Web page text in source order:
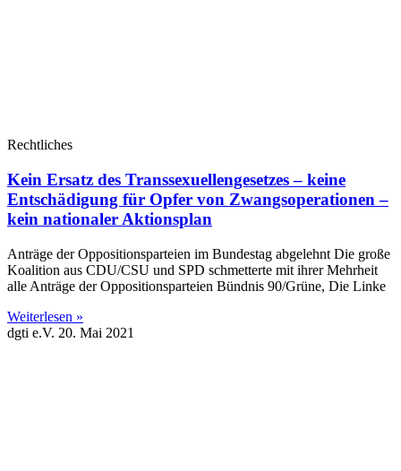
Rechtliches
Kein Ersatz des Transsexuellengesetzes – keine
Entschädigung für Opfer von Zwangsoperationen –
kein nationaler Aktionsplan
Anträge der Oppositionsparteien im Bundestag abgelehnt Die große
Koalition aus CDU/CSU und SPD schmetterte mit ihrer Mehrheit
alle Anträge der Oppositionsparteien Bündnis 90/Grüne, Die Linke
Weiterlesen »
dgti e.V. 20. Mai 2021